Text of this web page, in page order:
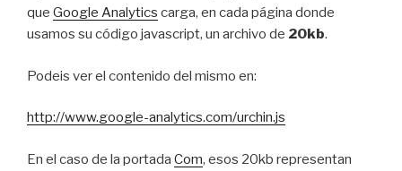
que Google Analytics carga, en cada página donde
usamos su código javascript, un archivo de 20kb.
Podeis ver el contenido del mismo en:
http://www.google-analytics.com/urchin.js
En el caso de la portada Com, esos 20kb representan